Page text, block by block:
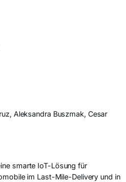
Aleksandra Buszmak, Cesar
smarte IoT-Lösung für
im Last-Mile-Delivery und in